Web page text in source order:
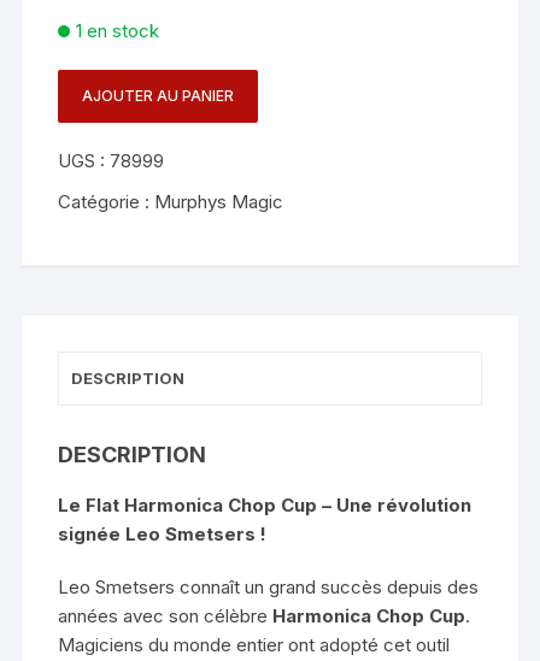
1 en stock
LS
Flat
AJOUTER AU PANIER
UGS : 78999
Catégorie : Murphys Magic
DESCRIPTION
DESCRIPTION
Le Flat Harmonica Chop Cup – Une révolution
signée Leo Smetsers !
Leo Smetsers connaît un grand succès depuis des
années avec son célèbre Harmonica Chop Cup.
Magiciens du monde entier ont adopté cet outil